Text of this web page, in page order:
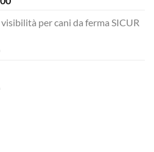
attualeper cani da ferma SICUR